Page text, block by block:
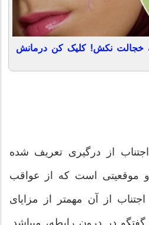
خجالت نکش! کلیک کن درمانش
از درگیری تعریف شده
موقعیتی است که از عواقب
از آن مهمتر از مزایای